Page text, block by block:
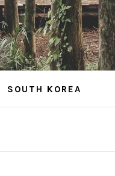
SOUTH KOREA